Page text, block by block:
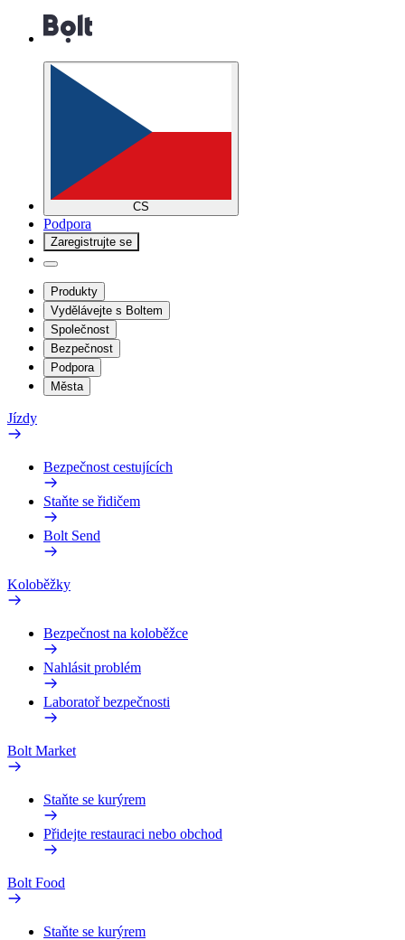
CS
Podpora
Zaregistrujte se
Produkty
Vydělávejte s Boltem
Společnost
Bezpečnost
Podpora
Města
Jízdy
Bezpečnost cestujících
Staňte se řidičem
Bolt Send
Koloběžky
Bezpečnost na koloběžce
Nahlásit problém
Laboratoř bezpečnosti
Bolt Market
Staňte se kurýrem
Přidejte restauraci nebo obchod
Bolt Food
Staňte se kurýrem